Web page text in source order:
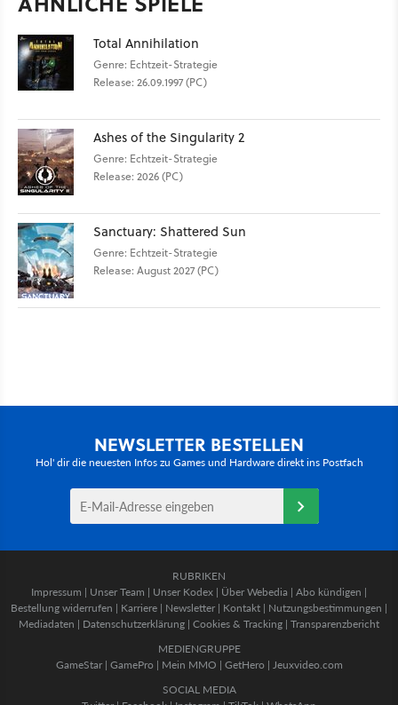
Total Annihilation
Genre: Echtzeit-Strategie
Release: 26.09.1997 (PC)
Ashes of the Singularity 2
Genre: Echtzeit-Strategie
Release: 2026 (PC)
Sanctuary: Shattered Sun
Genre: Echtzeit-Strategie
Release: August 2027 (PC)
NEWSLETTER BESTELLEN
Hol' dir die neuesten Infos zu Games und Hardware direkt ins Postfach
RUBRIKEN
Impressum | Unser Team | Unser Kodex | Über Webedia | Abo kündigen |
Bestellung widerrufen | Karriere | Newsletter | Kontakt | Nutzungsbestimmungen |
Mediadaten | Datenschutzerklärung | Cookies & Tracking | Transparenzbericht
MEDIENGRUPPE
GameStar| GamePro | Mein MMO | GetHero | Jeuxvideo.com
SOCIAL MEDIA